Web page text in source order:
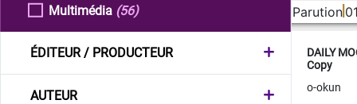
Multimédia (56)
ÉDITEUR / PRODUCTEUR
AUTEUR
Parution
DAILY
Copy
o-okun